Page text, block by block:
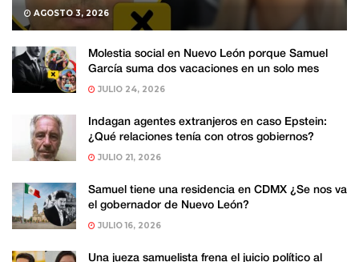
AGOSTO 3, 2026
Molestia social en Nuevo León porque Samuel
García suma dos vacaciones en un solo mes
JULIO 24, 2026
Indagan agentes extranjeros en caso Epstein:
¿Qué relaciones tenía con otros gobiernos?
JULIO 21, 2026
Samuel tiene una residencia en CDMX ¿Se nos va
el gobernador de Nuevo León?
JULIO 16, 2026
Una jueza samuelista frena el juicio político al